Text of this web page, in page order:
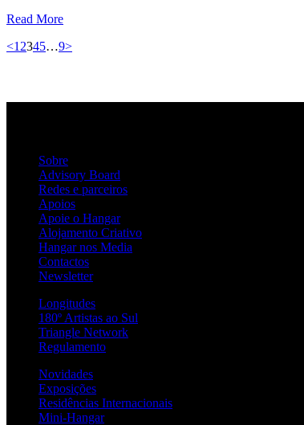
Read More
Paginação
<Page
1 Page
2Page
3Page
4Page
5…Page
9>
Sobre
Advisory Board
Redes e parceiros
Apoios
Apoie o Hangar
Alojamento Criativo
Hangar nos Media
Contactos
Newsletter
Longitudes
180º Artistas ao Sul
Triangle Network
Regulamento
Novidades
Exposições
Residências Internacionais
Mini-Hangar